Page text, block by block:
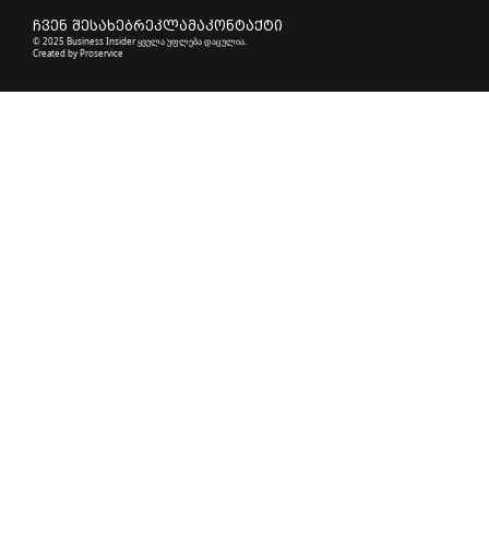
ჩვენ შესახებრეკლამაკონტაქტი
© 2025 Business Insider ყველა უფლება დაცულია.
Created byProservice